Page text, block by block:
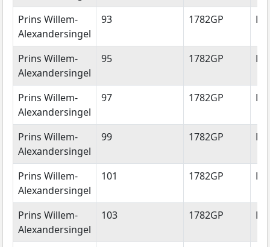
Prins Willem-
Alexandersingel
93 1782GP
Prins Willem-
Alexandersingel
95 1782GP
Prins Willem-
Alexandersingel
97 1782GP
Prins Willem-
Alexandersingel
99 1782GP
Prins Willem-
Alexandersingel
101 1782GP
Prins Willem-
Alexandersingel
103 1782GP